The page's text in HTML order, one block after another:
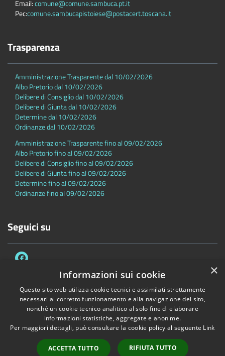
Email:comune@comune.sambuca.pt.it
Pec:comune.sambucapistoiese@postacert.toscana.it
Trasparenza
Amministrazione Trasparente dal 10/02/2026
Albo Pretorio dal 10/02/2026
Delibere di Consiglio dal 10/02/2026
Delibere di Giunta dal 10/02/2026
Determine dal 10/02/2026
Ordinanze dal 10/02/2026
Amministrazione Trasparente fino al 09/02/2026
Albo Pretorio fino al 09/02/2026
Delibere di Consiglio fino al 09/02/2026
Delibere di Giunta fino al 09/02/2026
Determine fino al 09/02/2026
Ordinanze fino al 09/02/2026
Seguici su
Accessibilità Privacy Cookie
Mappa del sito
Dichiarazione di accessibilità
Copyright © 2026 • Comune di Sambuca Pistoiese • Powered by
Municipium•Accesso redazione
×
Informazioni sui cookie
Questo sito web utilizza cookie tecnici e assimilati strettamente
necessari al corretto funzionamento e alla navigazione del sito,
nonché un cookie tecnico analitico al solo fine di elaborare
informazioni statistiche, aggregate e anonime.
Per maggiori dettagli, può consultare la cookie policy al seguente Link
ACCETTA TUTTO RIFIUTA TUTTO